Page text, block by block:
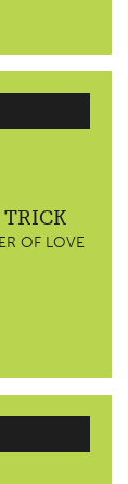
TRICK
OF LOVE